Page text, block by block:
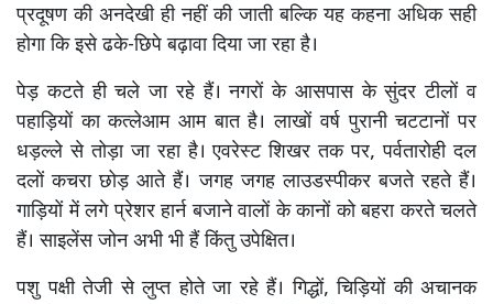
प्रदूषण की अनदेखी ही नहीं की जाती बल्कि यह कहना अधिक सही
होगा कि इसे ढके-छिपे बढ़ावा दिया जा रहा है।
पेड़ कटते ही चले जा रहे हैं। नगरों के आसपास के सुंदर टीलों व
पहाड़ियों का कत्लेआम आम बात है। लाखों वर्ष पुरानी चटटानों पर
धड़ल्ले से तोड़ा जा रहा है। एवरेस्ट शिखर तक पर, पर्वतारोही दल
दलों कचरा छोड़ आते हैं। जगह जगह लाउडस्पीकर बजते रहते हैं।
गाड़ियों में लगे प्रेशर हार्न बजाने वालों के कानों को बहरा करते चलते
हैं। साइलेंस जोन अभी भी हैं किंतु उपेक्षित।
पशु पक्षी तेजी से लुप्त होते जा रहे हैं। गिद्धों, चिड़ियों की अचानक